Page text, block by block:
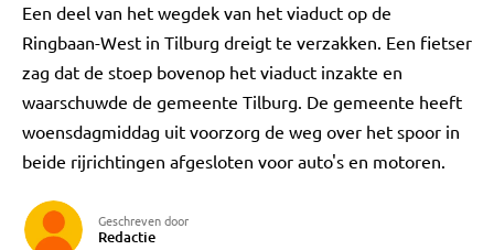
Een deel van het wegdek van het viaduct op de
Ringbaan-West in Tilburg dreigt te verzakken. Een fietser
zag dat de stoep bovenop het viaduct inzakte en
waarschuwde de gemeente Tilburg. De gemeente heeft
woensdagmiddag uit voorzorg de weg over het spoor in
beide rijrichtingen afgesloten voor auto's en motoren.
Geschreven door
Redactie